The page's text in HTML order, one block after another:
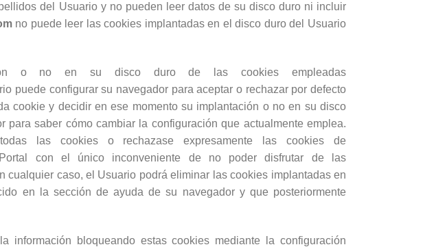
del Usuario y no pueden leer datos de su disco duro ni incluir
no puede leer las cookies implantadas en el disco duro del Usuario
o no en su disco duro de las cookies empleadas
puede configurar su navegador para aceptar o rechazar por defecto
cookie y decidir en ese momento su implantación o no en su disco
saber cómo cambiar la configuración que actualmente emplea.
las cookies o rechazase expresamente las cookies de
con el único inconveniente de no poder disfrutar de las
caso, el Usuario podrá eliminar las cookies implantadas en
en la sección de ayuda de su navegador y que posteriormente
bloqueando estas cookies mediante la configuración